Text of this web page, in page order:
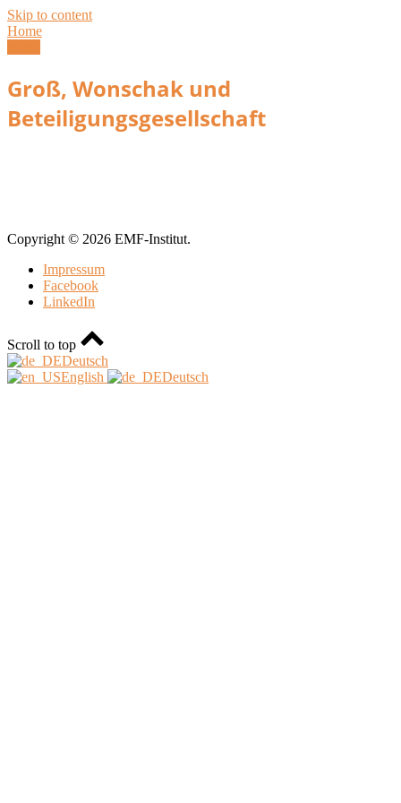
Skip to content
Home
Groß, Wonschak und
Beteiligungsgesellschaft
Copyright © 2026 EMF-Institut.
Impressum
Facebook
LinkedIn
Scroll to top
Deutsch
English
Deutsch